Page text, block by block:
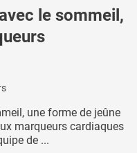
le sommeil,
une forme de jeûne
marqueurs cardiaques
de ...